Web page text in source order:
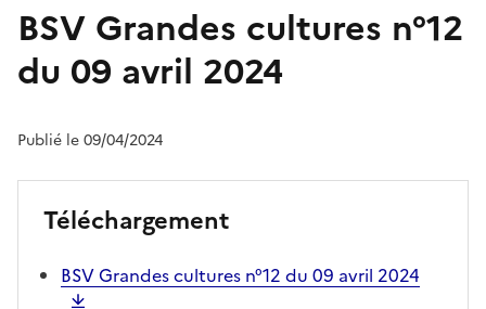
BSV Grandes cultures n°12
du 09 avril 2024
Publié le 09/04/2024
Téléchargement
BSV Grandes cultures n°12 du 09 avril 2024